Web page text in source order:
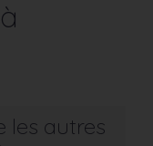
les autres